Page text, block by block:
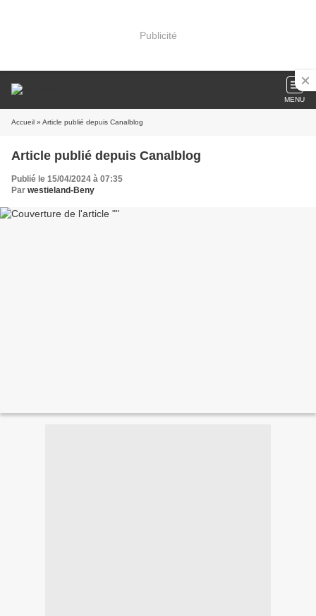
Publicité
MENU
Accueil » Article publié depuis Canalblog
Article publié depuis Canalblog
Publié le 15/04/2024 à 07:35
Par westieland-Beny